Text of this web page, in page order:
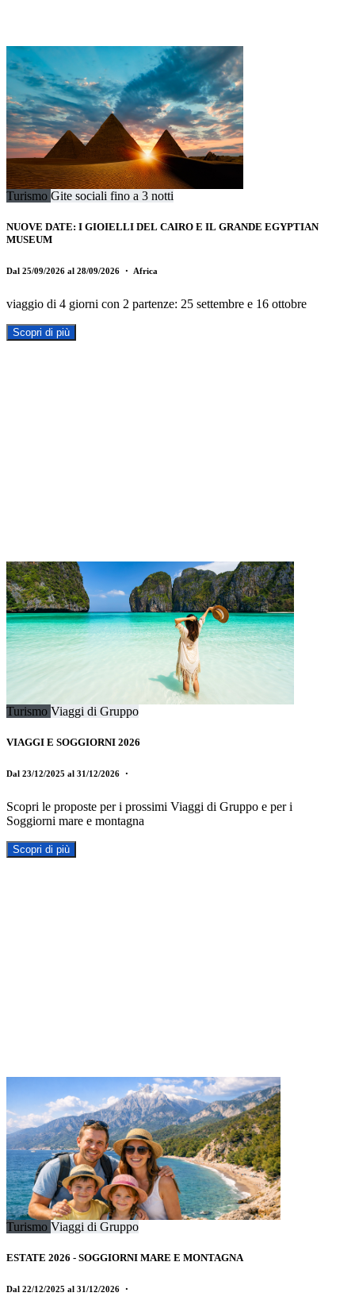
Turismo Gite sociali fino a 3 notti
NUOVE DATE: I GIOIELLI DEL CAIRO E IL GRANDE EGYPTIAN
MUSEUM
Dal 25/09/2026 al 28/09/2026 ・ Africa
viaggio di 4 giorni con 2 partenze: 25 settembre e 16 ottobre
Scopri di più
Turismo Viaggi di Gruppo
VIAGGI E SOGGIORNI 2026
Dal 23/12/2025 al 31/12/2026 ・
Scopri le proposte per i prossimi Viaggi di Gruppo e per i
Soggiorni mare e montagna
Scopri di più
Turismo Viaggi di Gruppo
ESTATE 2026 - SOGGIORNI MARE E MONTAGNA
Dal 22/12/2025 al 31/12/2026 ・